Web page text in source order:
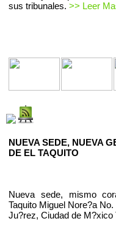
sus tribunales. >> Leer
NUEVA SEDE, NUEVA
DE EL TAQUITO
Nueva sede, mismo
Taquito Miguel Nore?a
Ju?rez, Ciudad de M?xico